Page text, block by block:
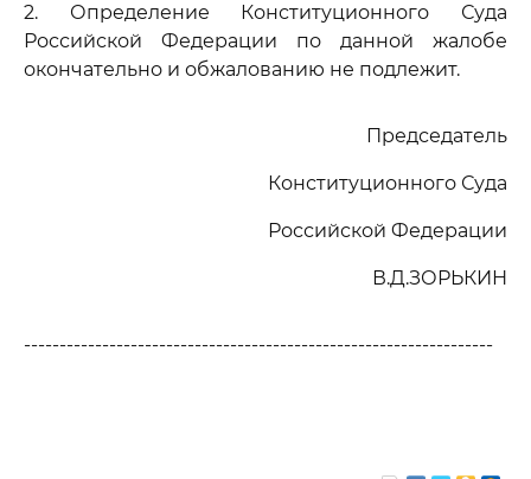
2. Определение Конституционного Суда
Российской Федерации по данной жалобе
окончательно и обжалованию не подлежит.
Председатель
Конституционного Суда
Российской Федерации
В.Д.ЗОРЬКИН
------------------------------------------------------------------